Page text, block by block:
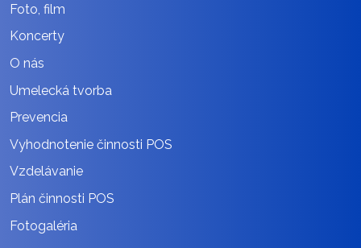
Foto, film
Koncerty
O nás
Umelecká tvorba
Prevencia
Vyhodnotenie činnosti POS
Vzdelávanie
Plán činnosti POS
Fotogaléria